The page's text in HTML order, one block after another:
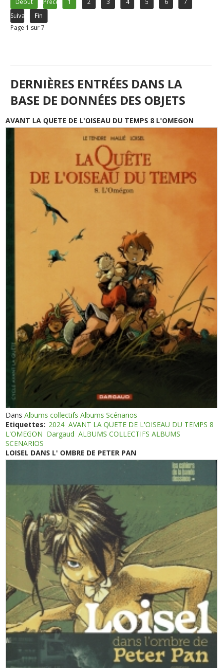
Début Précédent1 2 3 4 5 6
7
Suivant
Fin
Page 1 sur 7
DERNIÈRES ENTRÉES DANS LA
BASE DE DONNÉES DES OBJETS
AVANT LA QUETE DE L'OISEAU DU TEMPS 8 L'OMEGON
DansAlbums collectifs Albums Scénarios
Etiquettes: 2024 AVANT LA QUETE DE L'OISEAU DU TEMPS 8
L'OMEGON Dargaud ALBUMS COLLECTIFS ALBUMS
SCENARIOS
LOISEL DANS L' OMBRE DE PETER PAN